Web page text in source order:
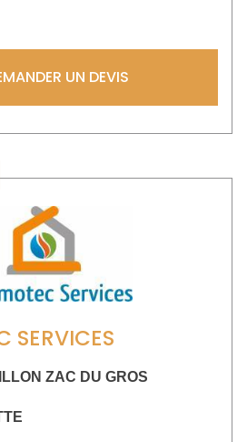
UN DEVIS
SERVICES
ZAC DU GROS